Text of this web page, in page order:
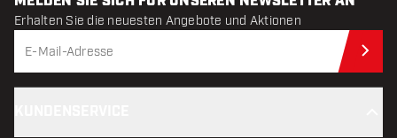
Erhalten Sie die neuesten Angebote und Aktionen